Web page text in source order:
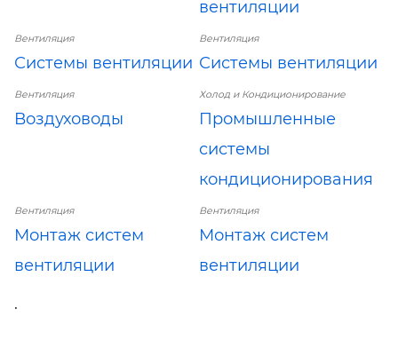
вентиляции
Вентиляция
Системы вентиляции
Вентиляция
Системы вентиляции
Вентиляция
Воздуховоды
Холод и Кондиционирование
Промышленные
системы
кондиционирования
Вентиляция
Монтаж систем
вентиляции
Вентиляция
Монтаж систем
вентиляции
.